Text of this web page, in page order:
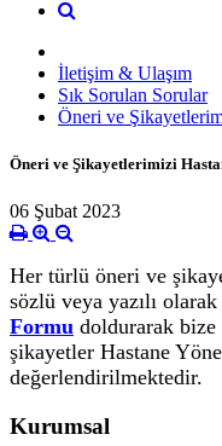
İletişim & Ulaşım
Sık Sorulan Sorular
Öneri ve
Öneri ve Şikayetlerimizi
06 Şubat 2023
Her türlü öneri ve
sözlü veya yazılı
Formu doldurarak
şikayetler Hastane
değerlendirilmektedir.
Kurumsal